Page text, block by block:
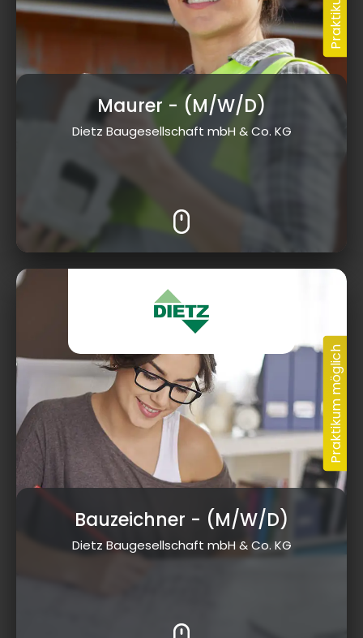
Maurer - (M/W/D)
Dietz Baugesellschaft mbH & Co. KG
Bauzeichner - (M/W/D)
Dietz Baugesellschaft mbH & Co. KG